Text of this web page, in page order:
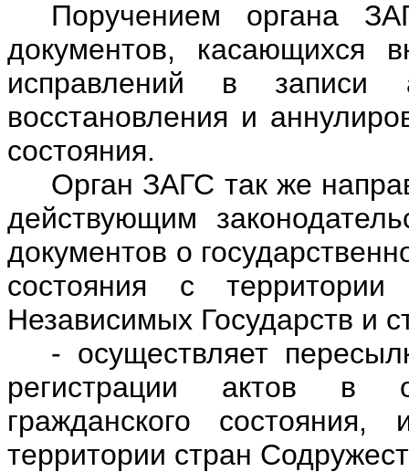
Поручением органа
документов, касающихся
исправлений в записи
восстановления и
состояния.
Орган ЗАГС так же
действующим
документов о
состояния с территории
Независимых Государств и
- осуществляет
регистрации актов в
гражданского
территории стран